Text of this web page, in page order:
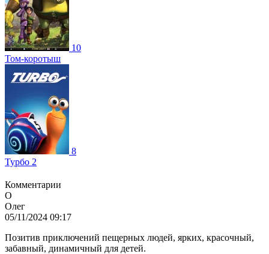
10
Том-коротыш
8
Турбо 2
Комментарии
О
Олег
05/11/2024 09:17
Позитив приключений пещерных людей, ярких, красочный,
забавный, динамичный для детей.